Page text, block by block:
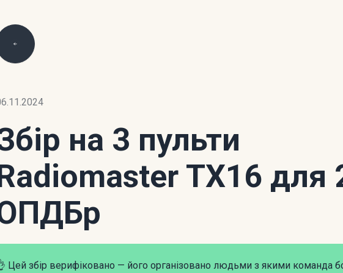
на 3 пульти
TX16 для
Цей збір верифіковано — його організовано людьми з якими команда